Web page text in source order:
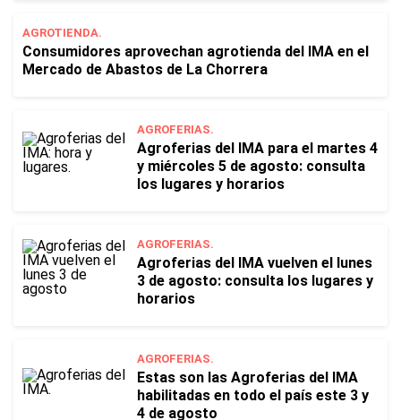
AGROTIENDA.
Consumidores aprovechan agrotienda del IMA en el
Mercado de Abastos de La Chorrera
AGROFERIAS.
Agroferias del IMA para el martes 4
y miércoles 5 de agosto: consulta
los lugares y horarios
AGROFERIAS.
Agroferias del IMA vuelven el lunes
3 de agosto: consulta los lugares y
horarios
AGROFERIAS.
Estas son las Agroferias del IMA
habilitadas en todo el país este 3 y
4 de agosto